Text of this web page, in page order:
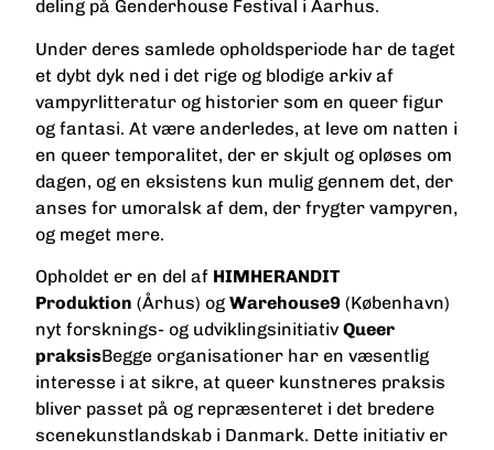
deling på Genderhouse Festival i Aarhus.
Under deres samlede opholdsperiode har de taget
et dybt dyk ned i det rige og blodige arkiv af
vampyrlitteratur og historier som en queer figur
og fantasi. At være anderledes, at leve om natten i
en queer temporalitet, der er skjult og opløses om
dagen, og en eksistens kun mulig gennem det, der
anses for umoralsk af dem, der frygter vampyren,
og meget mere.
Opholdet er en del af HIMHERANDIT
Produktion (Århus) ogWarehouse9 (København)
nyt forsknings- og udviklingsinitiativQueer
praksisBegge organisationer har en væsentlig
interesse i at sikre, at queer kunstneres praksis
bliver passet på og repræsenteret i det bredere
scenekunstlandskab i Danmark. Dette initiativ er